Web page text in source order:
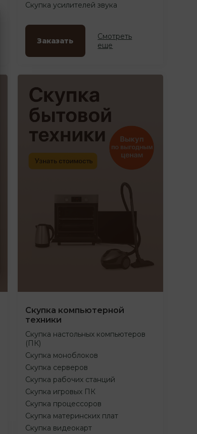
Скупка усилителей звука
Заказать
Смотреть
еще
Скупка компьютерной
техники
Скупка настольных компьютеров
(ПК)
Скупка моноблоков
Скупка серверов
Скупка рабочих станций
Скупка игровых ПК
Скупка процессоров
Скупка материнских плат
Скупка видеокарт